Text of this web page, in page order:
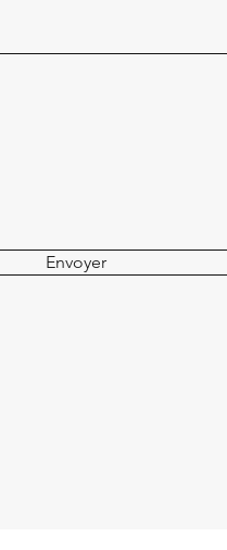
Envoyer